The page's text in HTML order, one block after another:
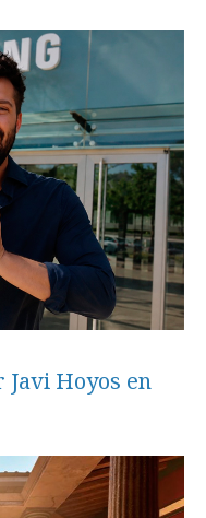
Hoyos en